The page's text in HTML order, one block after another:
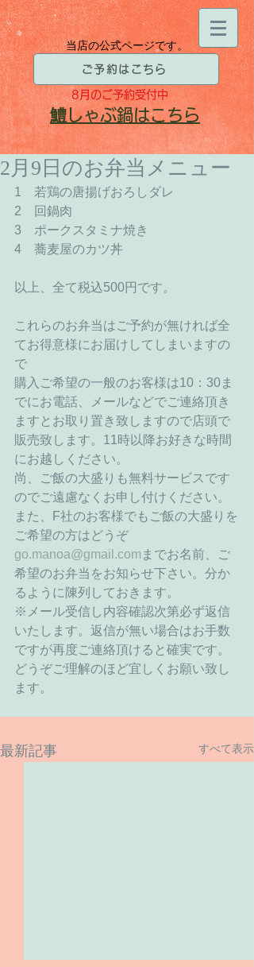
当店の公式ページです。
ご予約はこちら
8月のご予約受付中
​鱧しゃぶ鍋はこちら
2月9日のお弁当メニュー
1　若鶏の唐揚げおろしダレ
2　回鍋肉
3　ポークスタミナ焼き
4　蕎麦屋のカツ丼
以上、全て税込500円です。
これらのお弁当はご予約が無ければ全
てお得意様にお届けしてしまいますの
で
購入ご希望の一般のお客様は10：30ま
でにお電話、メールなどでご連絡頂き
ますとお取り置き致しますので店頭で
販売致します。11時以降お好きな時間
にお越しください。
尚、ご飯の大盛りも無料サービスです
のでご遠慮なくお申し付けください。
また、F社のお客様でもご飯の大盛りを
ご希望の方はどうぞ
go.manoa@gmail.com までお名前、ご
希望のお弁当をお知らせ下さい。分か
るように陳列しておきます。
※メール受信し内容確認次第必ず返信
いたします。返信が無い場合はお手数
ですが再度ご連絡頂けると確実です。
どうぞご理解のほど宜しくお願い致し
ます。
最新記事 すべて表示